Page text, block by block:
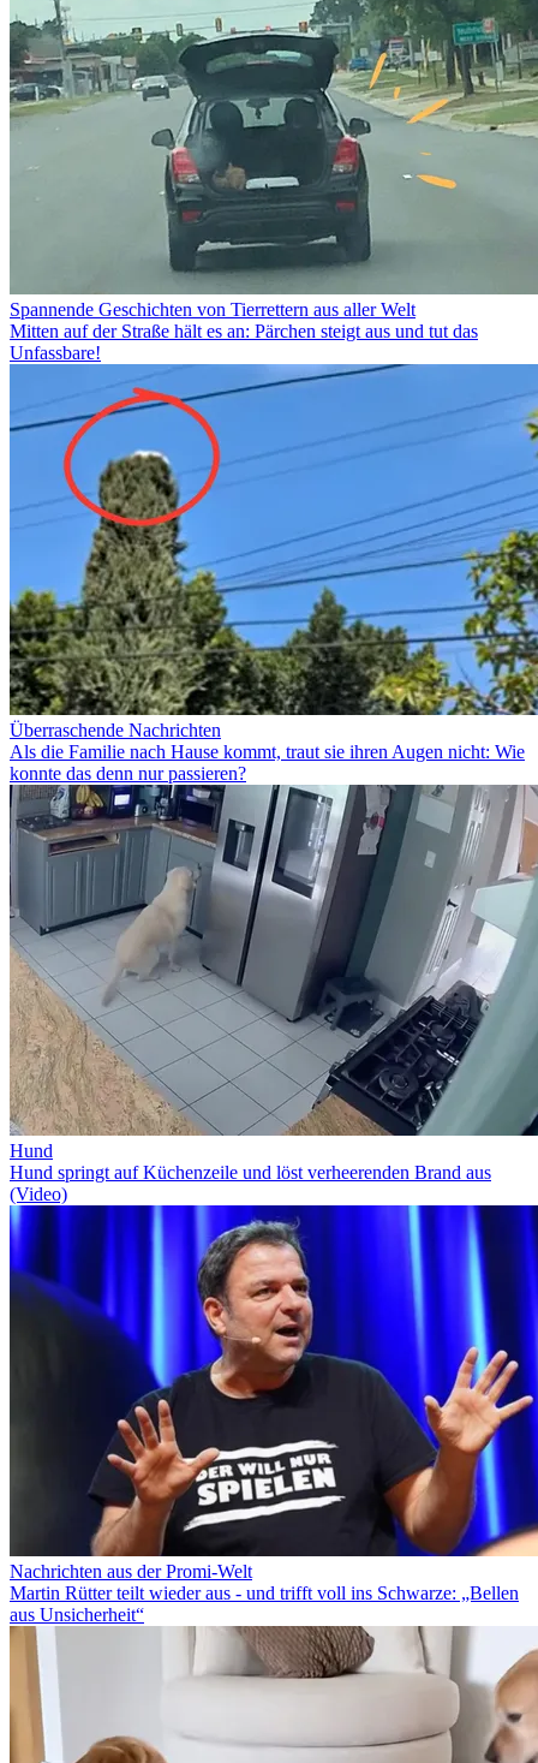
Spannende Geschichten von Tierrettern aus aller Welt
Mitten auf der Straße hält es an: Pärchen steigt aus und tut das
Unfassbare!
Überraschende Nachrichten
Als die Familie nach Hause kommt, traut sie ihren Augen nicht: Wie
konnte das denn nur passieren?
Hund
Hund springt auf Küchenzeile und löst verheerenden Brand aus
(Video)
Nachrichten aus der Promi-Welt
Martin Rütter teilt wieder aus - und trifft voll ins Schwarze: „Bellen
aus Unsicherheit“